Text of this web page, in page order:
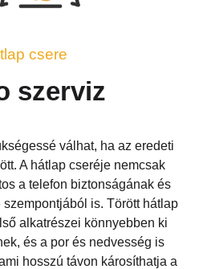
csere
szerviz
válhat, ha az eredeti
A hátlap cseréje nemcsak
a telefon biztonságának és
is. Törött hátlap
alkatrészei könnyebben ki
és a por és nedvesség is
hosszú távon károsíthatja a